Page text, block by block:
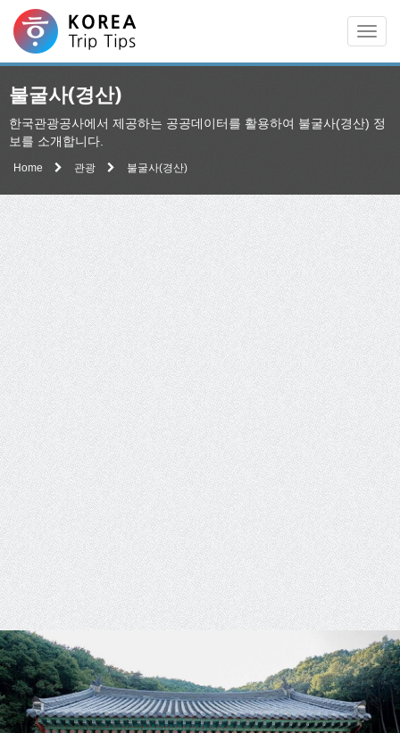
불굴사(경산)
한국관광공사에서 제공하는 공공데이터를 활용하여 불굴사(경산) 정
보를 소개합니다.
Home 관광 불굴사(경산)